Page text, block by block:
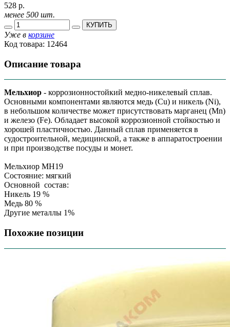
528 р.
менее 500 шт.
КУПИТЬ
Уже в корзине
Код товара: 12464
Описание товара
Мельхиор - коррозионностойкий медно-никелевый сплав.
Основными компонентами являются медь (Cu) и никель (Ni),
в небольшом количестве может присутствовать марганец (Mn)
и железо (Fe). Обладает высокой коррозионной стойкостью и
хорошей пластичностью. Данный сплав применяется в
судостроительной, медицинской, а также в аппаратостроении
и при производстве посуды и монет.
Мельхиор МН19
Состояние: мягкий
Основной состав:
Никель 19 %
Медь 80 %
Другие металлы 1%
Похожие позиции